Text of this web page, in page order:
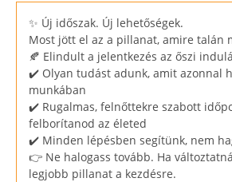
✨ Új időszak. Új lehetőségek.
Most jött el az a pillanat, amire talán
🍂 Elindult a jelentkezés az őszi
✔️ Olyan tudást adunk, amit azonnal
munkában
✔️ Rugalmas, felnőttekre szabott
felborítanod az életed
✔️ Minden lépésben segítünk, nem
👉 Ne halogass tovább. Ha
legjobb pillanat a kezdésre.